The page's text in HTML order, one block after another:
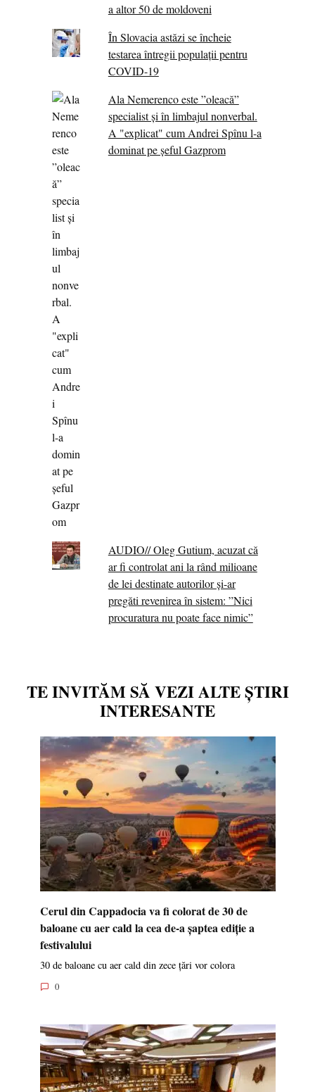
a altor 50 de moldoveni
În Slovacia astăzi se încheie
testarea întregii populații pentru
COVID-19
Ala Nemerenco este ”oleacă”
specialist și în limbajul nonverbal.
A "explicat" cum Andrei Spînu l-a
dominat pe șeful Gazprom
AUDIO// Oleg Gutium, acuzat că
ar fi controlat ani la rând milioane
de lei destinate autorilor și-ar
pregăti revenirea în sistem: ”Nici
procuratura nu poate face nimic”
TE INVITĂM SĂ VEZI ALTE ȘTIRI
INTERESANTE
Cerul din Cappadocia va fi colorat de 30 de
baloane cu aer cald la cea de-a șaptea ediție a
festivalului
30 de baloane cu aer cald din zece țări vor colora
0